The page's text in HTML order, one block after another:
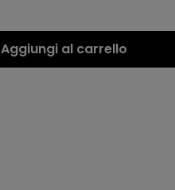
Aggiungi al carrello